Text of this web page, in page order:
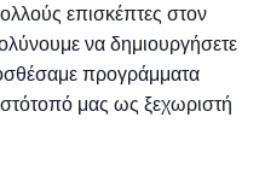
επισκέπτες στον
να δημιουργήσετε
προγράμματα
μας ως ξεχωριστή